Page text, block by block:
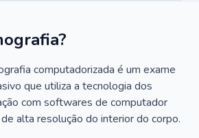
computadorizada é um exame
que utiliza a tecnologia dos
com softwares de computador
alta resolução do interior do corpo.